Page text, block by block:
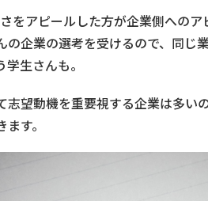
をアピールした方が企業側への
の企業の選考を受けるので、同
生さんも。
志望動機を重要視する企業は多い
す。